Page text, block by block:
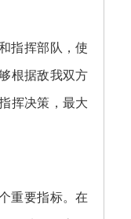
指挥部队，使
根据敌我双方
挥决策，最大
重要指标。在